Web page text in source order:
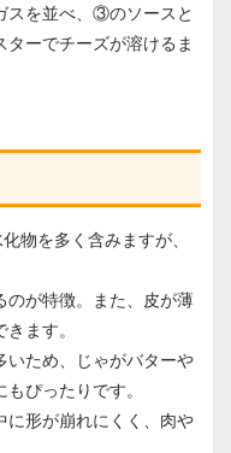
スを並べ、③のソースと
ーでチーズが溶けるま
物を多く含みますが、
のが特徴。また、皮が薄
ます。
いため、じゃがバターや
ぴったりです。
に形が崩れにくく、肉や